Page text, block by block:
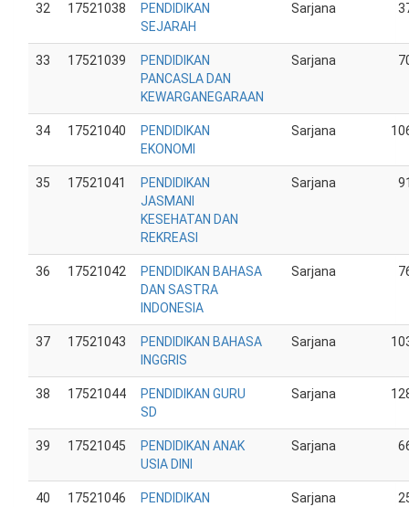
32 17521038
PENDIDIKAN
SEJARAH
Sarjana
33 17521039
PENDIDIKAN
PANCASLA DAN
KEWARGANEGARAAN
Sarjana
34 17521040
PENDIDIKAN
EKONOMI
Sarjana
35 17521041
PENDIDIKAN
JASMANI
KESEHATAN DAN
REKREASI
Sarjana
36 17521042
PENDIDIKAN BAHASA
DAN SASTRA
INDONESIA
Sarjana
37 17521043
PENDIDIKAN BAHASA
INGGRIS
Sarjana
38 17521044
PENDIDIKAN GURU
SD
Sarjana
39 17521045
PENDIDIKAN ANAK
USIA DINI
Sarjana
40 17521046
PENDIDIKAN
Sarjana